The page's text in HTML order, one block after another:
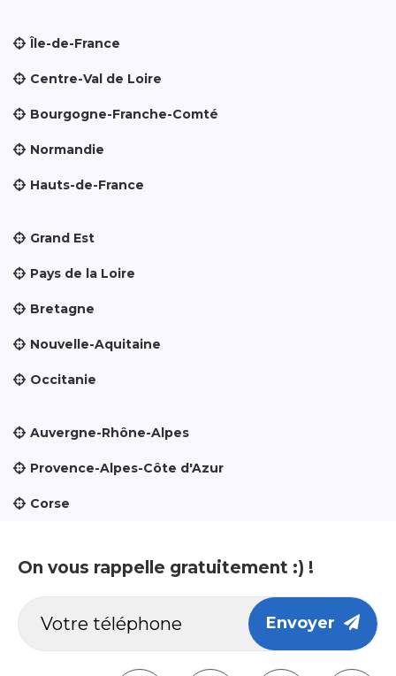
Île-de-France
Centre-Val de Loire
Bourgogne-Franche-Comté
Normandie
Hauts-de-France
Grand Est
Pays de la Loire
Bretagne
Nouvelle-Aquitaine
Occitanie
Auvergne-Rhône-Alpes
Provence-Alpes-Côte d'Azur
Corse
On vous rappelle gratuitement :) !
Envoyer